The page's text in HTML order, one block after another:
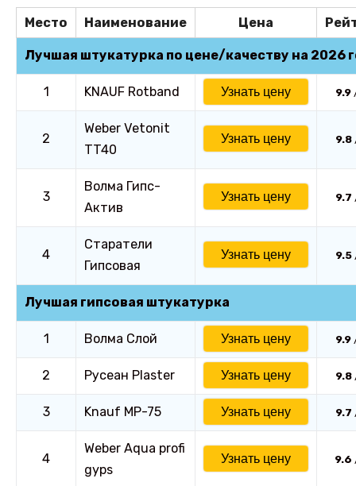
Место Наименование Цена
Лучшая штукатурка по цене/качеству на 2026
1 KNAUF Rotband Узнать цену 9.9
2
Weber Vetonit
TT40
Узнать цену 9.8
3
Волма Гипс-
Актив
Узнать цену 9.7
4
Старатели
Гипсовая
Узнать цену 9.5
Лучшая гипсовая штукатурка
1 Волма Слой Узнать цену 9.9
2 Русеан Plaster Узнать цену 9.8
3 Knauf MP-75 Узнать цену 9.7
4
Weber Аqua profi
gyps
Узнать цену 9.6